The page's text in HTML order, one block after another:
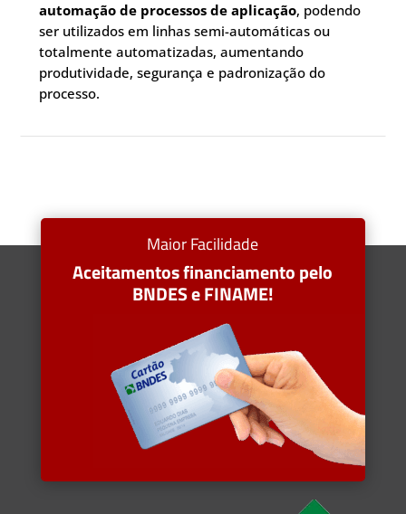
automação de processos de aplicação, podendo
ser utilizados em linhas semi-automáticas ou
totalmente automatizadas, aumentando
produtividade, segurança e padronização do
processo.
Maior Facilidade
Aceitamentos financiamento pelo
BNDES e FINAME!